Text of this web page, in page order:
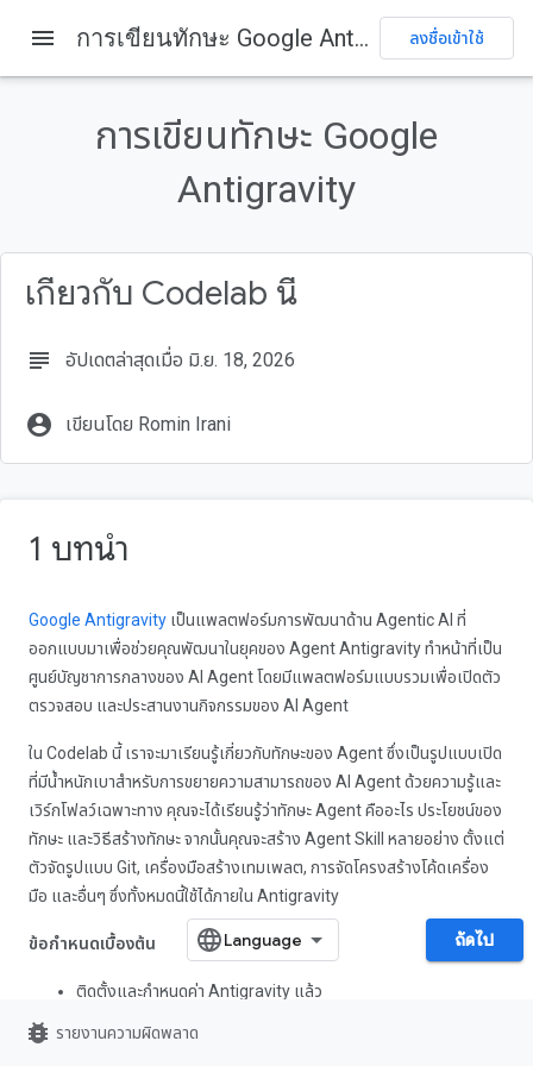
2. เหตุผลที่ต้องมีทักษะ
วิธีแก้ปัญหา: ทักษะของ Agent
menu การเขียนทักษะ Google Antigravity ลงชื่อเข้าใช้
การเขียนทักษะ Google
Antigravity
เกี่ยวกับ Codelab นี้
subject อัปเดตล่าสุดเมื่อ มิ.ย. 18, 2026
account_circle เขียนโดย Romin Irani
1 บทนำ
Google Antigravity เป็นแพลตฟอร์มการพัฒนาด้าน Agentic AI ที่
ออกแบบมาเพื่อช่วยคุณพัฒนาในยุคของ Agent Antigravity ทำหน้าที่เป็น
ศูนย์บัญชาการกลางของ AI Agent โดยมีแพลตฟอร์มแบบรวมเพื่อเปิดตัว
ตรวจสอบ และประสานงานกิจกรรมของ AI Agent
ใน Codelab นี้ เราจะมาเรียนรู้เกี่ยวกับทักษะของ Agent ซึ่งเป็นรูปแบบเปิด
ที่มีน้ำหนักเบาสำหรับการขยายความสามารถของ AI Agent ด้วยความรู้และ
เวิร์กโฟลว์เฉพาะทาง คุณจะได้เรียนรู้ว่าทักษะ Agent คืออะไร ประโยชน์ของ
ทักษะ และวิธีสร้างทักษะ จากนั้นคุณจะสร้าง Agent Skill หลายอย่าง ตั้งแต่
ตัวจัดรูปแบบ Git, เครื่องมือสร้างเทมเพลต, การจัดโครงสร้างโค้ดเครื่อง
มือ และอื่นๆ ซึ่งทั้งหมดนี้ใช้ได้ภายใน Antigravity
ข้อกำหนดเบื้องต้น
ติดตั้งและกำหนดค่า Antigravity แล้ว
ความเข้าใจพื้นฐานเกี่ยวกับ Google Antigravity เราขอแนะนำให้ทำ
ถัดไป
bug_report รายงานความผิดพลาด